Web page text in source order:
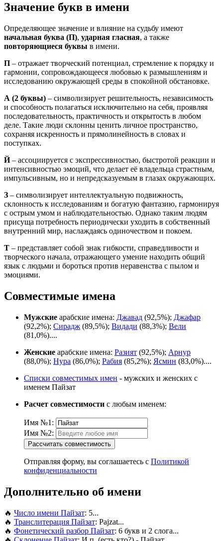
Значение букв в имени
Определяющее значение и влияние на судьбу имеют
начальная буква (П), ударная гласная, а также
повторяющиеся буквы в имени.
П – отражает творческий потенциал, стремление к порядку и
гармонии, сопровождающееся любовью к размышлениям и
исследованию окружающей среды в спокойной обстановке.
А (2 буквы) – символизирует решительность, независимость
и способность полагаться исключительно на себя, проявляя
последовательность, практичность и открытость в любом
деле. Такие люди склонны ценить личное пространство,
сохраняя искренность и прямолинейность в словах и
поступках.
Й– ассоциируется с экспрессивностью, быстротой реакции и
интенсивностью эмоций, что делает её владельца страстным,
импульсивным, но и непредсказуемым в глазах окружающих.
З – символизирует интеллектуальную подвижность,
склонность к исследованиям и богатую фантазию, гармонируя
с острым умом и наблюдательностью. Однако таким людям
присуща потребность периодически уходить в собственный
внутренний мир, наслаждаясь одиночеством и покоем.
Т – представляет собой знак гибкости, справедливости и
творческого начала, отражающего умение находить общий
язык с людьми и бороться против неравенства с пылом и
эмоциями.
Совместимые имена
Мужские арабские имена: Джавад (92,5%); Джафар
(92,2%); Сирадж (89,5%); Видади (88,3%); Вели
(81,0%)....
Женские арабские имена: Разият (92,5%); Арнур
(88,0%); Нура (86,0%); Рабия (85,2%); Ясмин (83,0%)....
Списки совместимых имен - мужских и женских с
именем Пайзат
Расчет совместимости с любым именем:
Имя №1:
Имя №2:
Рассчитать совместимость
Отправляя форму, вы соглашаетесь с Политикой
конфиденциальности
Дополнительно об имени
🔥 Число имени Пайзат: 5...
🔥 Транслитерация Пайзат: Pajzat...
🔥 Фонетический разбор Пайзат: 6 букв и 2 слога...